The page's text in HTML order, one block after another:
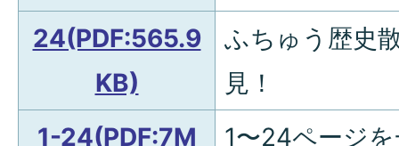
24(PDF:565.9
KB)
ふちゅう歴史
見！
1-24(PDF:7M
1〜24ページ